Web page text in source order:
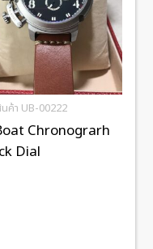
ค้า UB-00222
Chronograrh
Dial